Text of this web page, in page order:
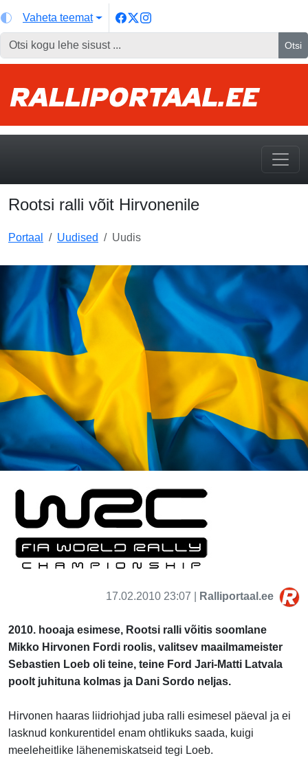
Vaheta teemat
Otsi
Rootsi ralli võit Hirvonenile
Portaal Uudised Uudis
17.02.2010 23:07 | Ralliportaal.ee
2010. hooaja esimese, Rootsi ralli võitis soomlane
Mikko Hirvonen Fordi roolis, valitsev maailmameister
Sebastien Loeb oli teine, teine Ford Jari-Matti Latvala
poolt juhituna kolmas ja Dani Sordo neljas.
Hirvonen haaras liidriohjad juba ralli esimesel päeval ja ei
lasknud konkurentidel enam ohtlikuks saada, kuigi
meeleheitlike lähenemiskatseid tegi Loeb.